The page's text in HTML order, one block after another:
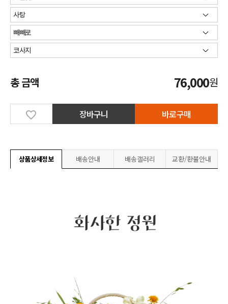
총 금액 76,000원
장바구니 바로구매
상품상세정보 배송안내 배송갤러리 교환/환불안내